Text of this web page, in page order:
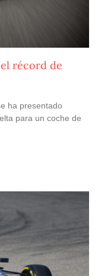
récord de
ha presentado
para un coche de